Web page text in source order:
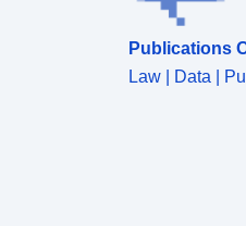
Publications
Law | Data |